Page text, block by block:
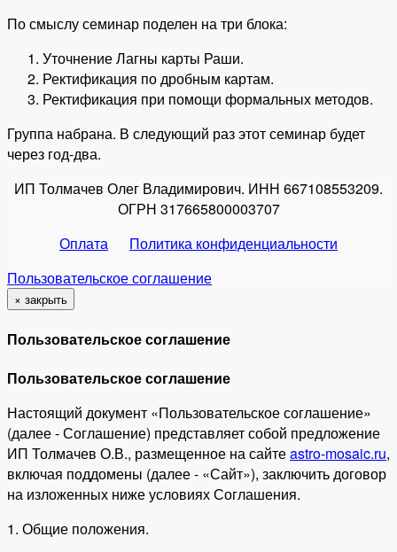
По смыслу семинар поделен на три блока:
Уточнение Лагны карты Раши.
Ректификация по дробным картам.
Ректификация при помощи формальных методов.
Группа набрана. В следующий раз этот семинар будет
через год-два.
ИП Толмачев Олег Владимирович. ИНН 667108553209.
ОГРН 317665800003707
Оплата
Политика конфиденциальности
Пользовательское соглашение
× закрыть
Пользовательское соглашение
Пользовательское соглашение
Настоящий документ «Пользовательское соглашение»
(далее - Соглашение) представляет собой предложение
ИП Толмачев О.В., размещенное на сайтеastro-mosaic.ru,
включая поддомены (далее - «Сайт»), заключить договор
на изложенных ниже условиях Соглашения.
1. Общие положения.